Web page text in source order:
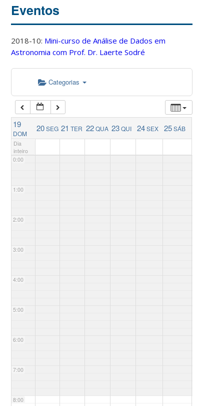
Eventos
2018-10: Mini-curso de Análise de Dados em
Astronomia com Prof. Dr. Laerte Sodré
Categorias
19
DOM
20SEG 21 TER 22QUA 23QUI 24SEX 25SÁB
Dia
inteiro
0:00
1:00
2:00
3:00
4:00
5:00
6:00
7:00
8:00